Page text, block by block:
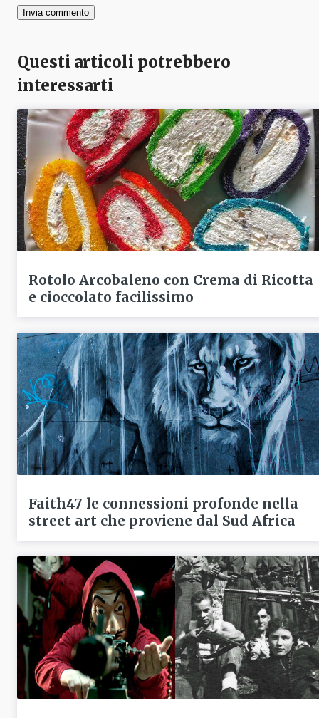
Questi articoli potrebbero
interessarti
Rotolo Arcobaleno con Crema di Ricotta
e cioccolato facilissimo
Faith47 le connessioni profonde nella
street art che proviene dal Sud Africa